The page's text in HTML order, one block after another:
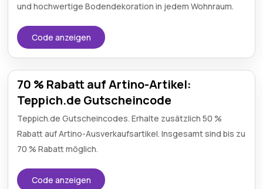
und hochwertige Bodendekoration in jedem Wohnraum.
Code anzeigen
70 % Rabatt auf Artino-Artikel:
Teppich.de Gutscheincode
Teppich.de Gutscheincodes. Erhalte zusätzlich 50 %
Rabatt auf Artino-Ausverkaufsartikel. Insgesamt sind bis zu
70 % Rabatt möglich.
Code anzeigen